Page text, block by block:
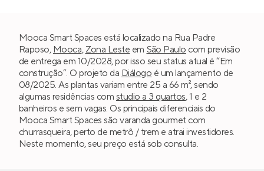
Mooca Smart Spaces está localizado na Rua Padre
Raposo, Mooca, Zona Leste em São Paulo com previsão
de entrega em 10/2028, por isso seu status atual é “Em
construção”. O projeto da Diálogo é um lançamento de
08/2025. As plantas variam entre 25 a 66 m², sendo
algumas residências com studio a 3 quartos, 1 e 2
banheiros e sem vagas. Os principais diferenciais do
Mooca Smart Spaces são varanda gourmet com
churrasqueira, perto de metrô / trem e atrai investidores.
Neste momento, seu preço está sob consulta.